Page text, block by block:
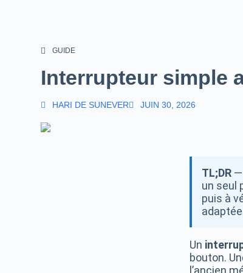
GUIDE
Interrupteur simple
HARI DE SUNEVER JUIN 30, 2026
TL;DR —
un seul
puis à
Un
bouton.